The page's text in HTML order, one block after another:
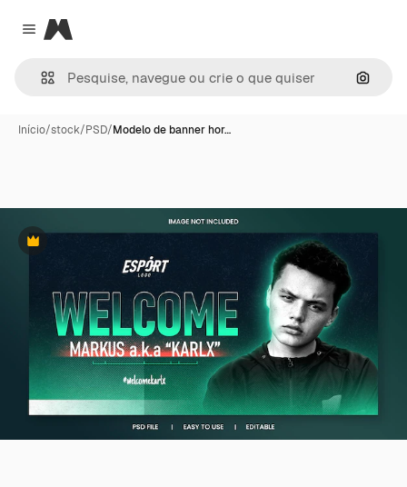
Close menu
Magnific
Início/stock/PSD/Modelo de banner hor…
Premium